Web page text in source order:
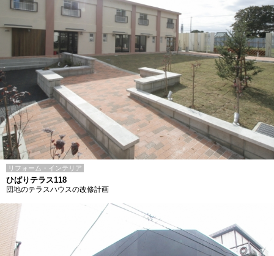
リフォーム・インテリア
ひばりテラス118
団地のテラスハウスの改修計画